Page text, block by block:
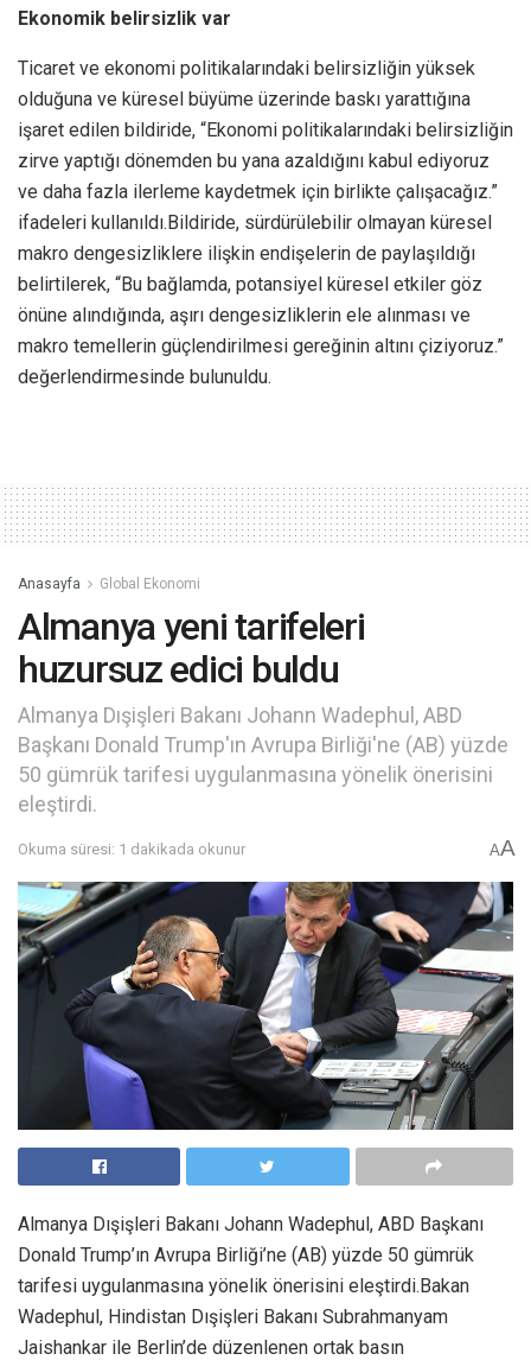
Ekonomik belirsizlik var
Ticaret ve ekonomi politikalarındaki belirsizliğin yüksek
olduğuna ve küresel büyüme üzerinde baskı yarattığına
işaret edilen bildiride, “Ekonomi politikalarındaki belirsizliğin
zirve yaptığı dönemden bu yana azaldığını kabul ediyoruz
ve daha fazla ilerleme kaydetmek için birlikte çalışacağız.”
ifadeleri kullanıldı.Bildiride, sürdürülebilir olmayan küresel
makro dengesizliklere ilişkin endişelerin de paylaşıldığı
belirtilerek, “Bu bağlamda, potansiyel küresel etkiler göz
önüne alındığında, aşırı dengesizliklerin ele alınması ve
makro temellerin güçlendirilmesi gereğinin altını çiziyoruz.”
değerlendirmesinde bulunuldu.
Anasayfa Global Ekonomi
Almanya yeni tarifeleri
huzursuz edici buldu
Almanya Dışişleri Bakanı Johann Wadephul, ABD
Başkanı Donald Trump'ın Avrupa Birliği'ne (AB) yüzde
50 gümrük tarifesi uygulanmasına yönelik önerisini
eleştirdi.
Okuma süresi: 1 dakikada okunur AA
Almanya Dışişleri Bakanı Johann Wadephul, ABD Başkanı
Donald Trump’ın Avrupa Birliği’ne (AB) yüzde 50 gümrük
tarifesi uygulanmasına yönelik önerisini eleştirdi.Bakan
Wadephul, Hindistan Dışişleri Bakanı Subrahmanyam
Jaishankar ile Berlin’de düzenlenen ortak basın